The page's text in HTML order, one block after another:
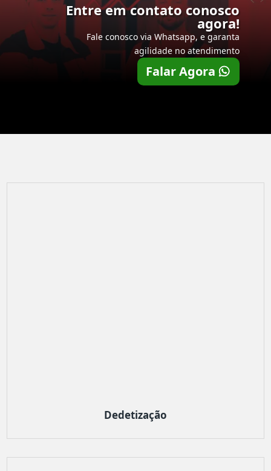
Entre em contato conosco
agora!
Fale conosco via Whatsapp, e garanta
agilidade no atendimento
Falar Agora
Dedetização